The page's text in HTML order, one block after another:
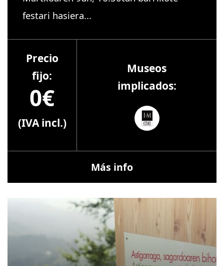
festari hasiera...
Precio
fijo:
0€
(IVA incl.)
Museos
implicados:
Más info